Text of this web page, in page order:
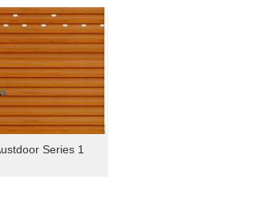
Series 1